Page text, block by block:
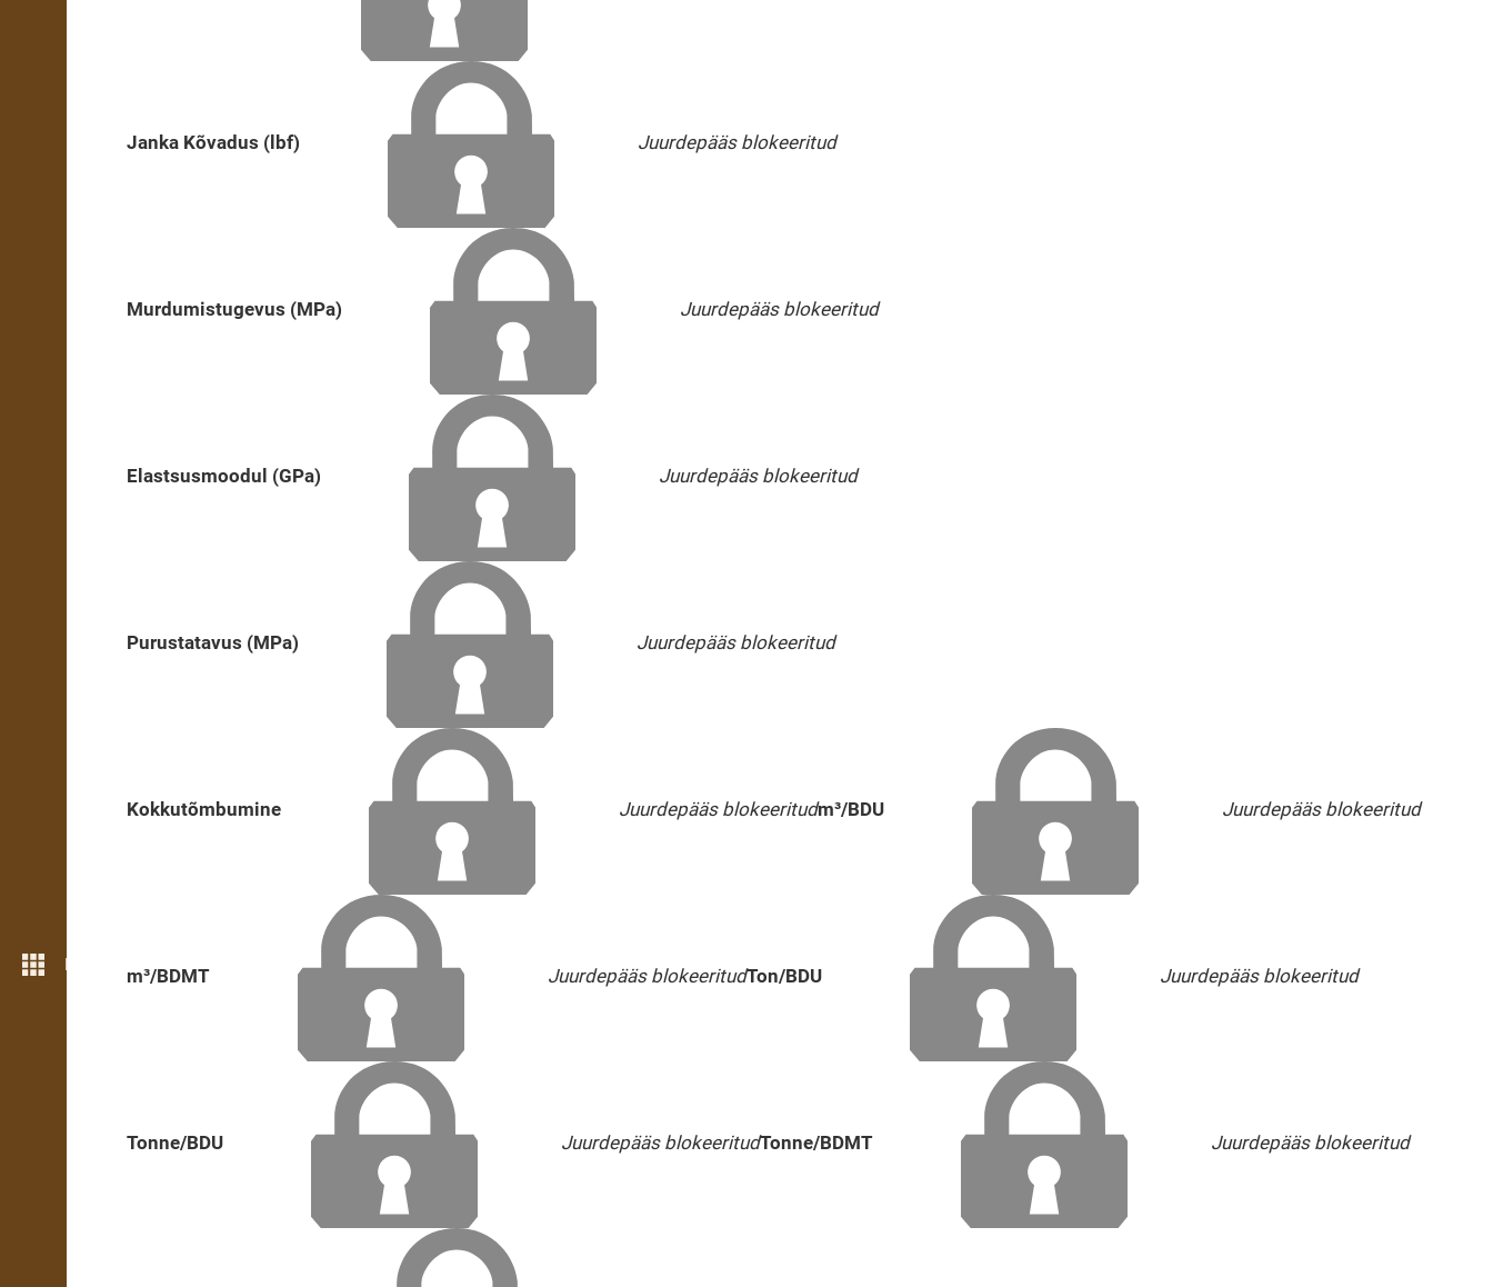
Rohkem funktsioone
Janka Kõvadus (lbf) Juurdepääs blokeeritud
Murdumistugevus (MPa) Juurdepääs blokeeritud
Elastsusmoodul (GPa) Juurdepääs blokeeritud
Purustatavus (MPa) Juurdepääs blokeeritud
Kokkutõmbumine Juurdepääs blokeeritudm³/BDU Juurdepääs blokeeritud
m³/BDMT Juurdepääs blokeeritudTon/BDU Juurdepääs blokeeritud
Tonne/BDU Juurdepääs blokeeritudTonne/BDMT Juurdepääs blokeeritud